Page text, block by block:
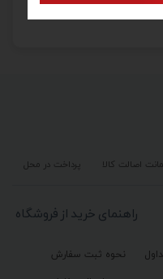
پرداخت در محل اصالت کالا
راهنمای خرید از فروشگاه
نحوه ثبت سفارش